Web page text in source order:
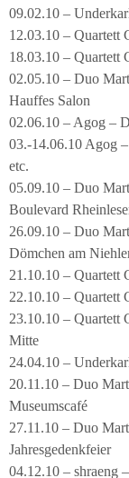
09.02.10 –
12.03.10 – Quartett
18.03.10 – Quartett
02.05.10 – Duo
Hauffes Salon
02.06.10 – Agog –
03.-14.06.10 Agog
etc.
05.09.10 – Duo
Boulevard
26.09.10 – Duo
Dömchen am
21.10.10 – Quartett
22.10.10 – Quartett
23.10.10 – Quartett
Mitte
24.04.10 –
20.11.10 – Duo
Museumscafé
27.11.10 – Duo
Jahresgedenkfeier
04.12.10 – shraeng